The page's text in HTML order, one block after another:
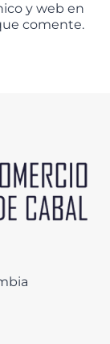
y web en
comente.